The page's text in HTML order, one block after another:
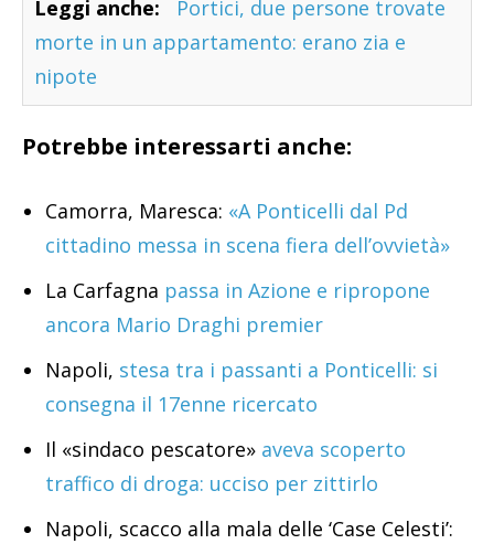
Leggi anche:
Portici, due persone trovate
morte in un appartamento: erano zia e
nipote
Potrebbe interessarti anche:
Camorra, Maresca: «A Ponticelli dal Pd
cittadino messa in scena fiera dell’ovvietà»
La Carfagna passa in Azione e ripropone
ancora Mario Draghi premier
Napoli, stesa tra i passanti a Ponticelli: si
consegna il 17enne ricercato
Il «sindaco pescatore» aveva scoperto
traffico di droga: ucciso per zittirlo
Napoli, scacco alla mala delle ‘Case Celesti’: